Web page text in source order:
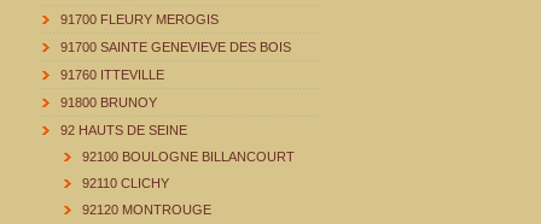
91700 FLEURY MEROGIS
91700 SAINTE GENEVIEVE DES BOIS
91760 ITTEVILLE
91800 BRUNOY
92 HAUTS DE SEINE
92100 BOULOGNE BILLANCOURT
92110 CLICHY
92120 MONTROUGE